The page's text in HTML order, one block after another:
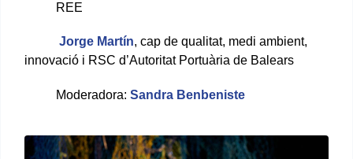
REE
Jorge Martín, cap de qualitat, medi ambient,
innovació i RSC d’Autoritat Portuària de Balears
Moderadora: Sandra Benbeniste